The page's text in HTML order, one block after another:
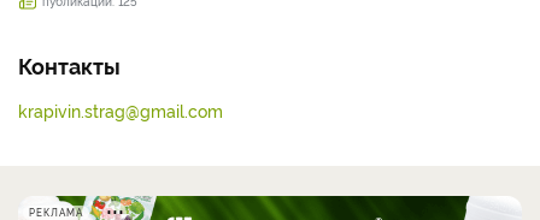
Контакты
krapivin.strag@gmail.com
РЕКЛАМА